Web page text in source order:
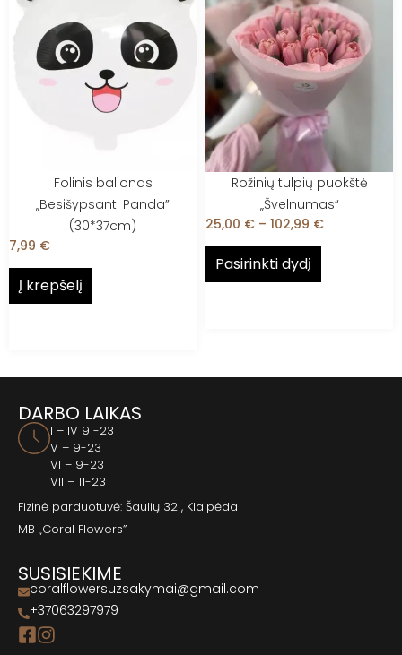
Folinis balionas
„Besišypsanti Panda”
(30*37cm)
7,99 €
Į krepšelį
Rožinių tulpių puokštė
„Švelnumas“
25,00 € – 102,99 €
Pasirinkti dydį
DARBO LAIKAS
I – IV 9 -23
V – 9-23
VI – 9-23
VII – 11-23
Fizinė parduotuvė: Šaulių 32 , Klaipėda
MB „Coral Flowers”
SUSISIEKIME
coralflowersuzsakymai@gmail.com
+37063297979